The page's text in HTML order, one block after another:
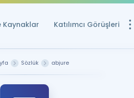
Kaynaklar Katılımcı Görüşleri
Sözlük abjure